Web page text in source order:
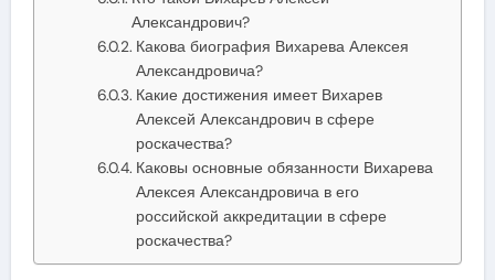
Александрович?
Какова биография Вихарева Алексея
Александровича?
Какие достижения имеет Вихарев
Алексей Александрович в сфере
роскачества?
Каковы основные обязанности Вихарева
Алексея Александровича в его
российской аккредитации в сфере
роскачества?